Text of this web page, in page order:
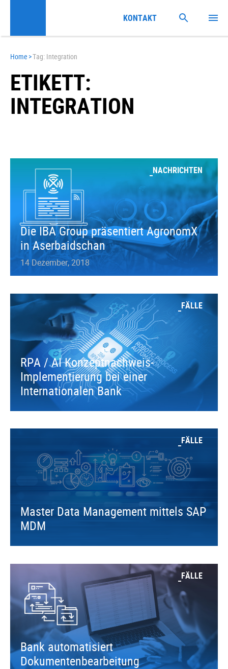
Home >Tag: Integration
ETIKETT:
INTEGRATION
NACHRICHTEN
Die IBA Group präsentiert AgronomX
in Aserbaidschan
14 Dezember, 2018
FÄLLE
RPA / AI Konzeptnachweis-
Implementierung bei einer
Internationalen Bank
FÄLLE
Master Data Management mittels SAP
MDM
FÄLLE
Bank automatisiert
Dokumentenbearbeitung
KONTAKT